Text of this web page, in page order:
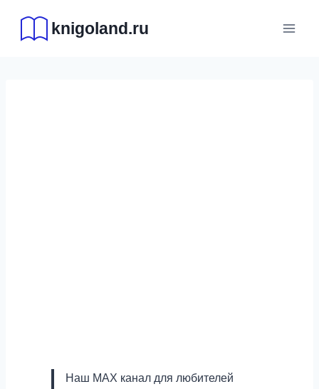
содержимому
knigoland.ru
Наш MAX канал для любителей